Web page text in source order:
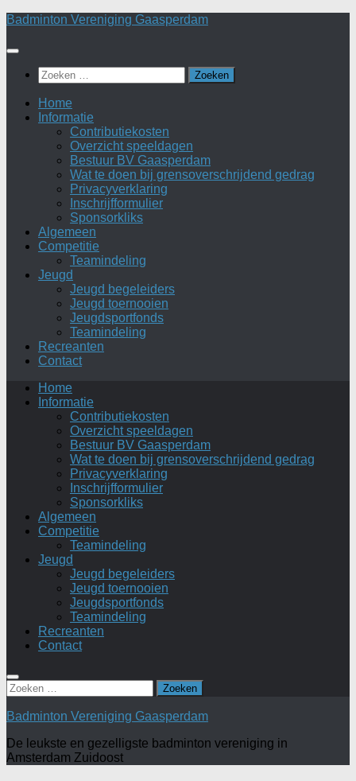
Doorgaan
inhoud
Badminton Vereniging Gaasperdam
Zoeken
naar:
Home
Informatie
Contributiekosten
Overzicht speeldagen
Bestuur BV Gaasperdam
Wat te doen bij grensoverschrijdend gedrag
Privacyverklaring
Inschrijfformulier
Sponsorkliks
Algemeen
Competitie
Teamindeling
Jeugd
Jeugd begeleiders
Jeugd toernooien
Jeugdsportfonds
Teamindeling
Recreanten
Contact
Home
Informatie
Contributiekosten
Overzicht speeldagen
Bestuur BV Gaasperdam
Wat te doen bij grensoverschrijdend gedrag
Privacyverklaring
Inschrijfformulier
Sponsorkliks
Algemeen
Competitie
Teamindeling
Jeugd
Jeugd begeleiders
Jeugd toernooien
Jeugdsportfonds
Teamindeling
Recreanten
Contact
Zoeken
naar:
Badminton Vereniging Gaasperdam
De leukste en gezelligste badminton vereniging in
Amsterdam Zuidoost